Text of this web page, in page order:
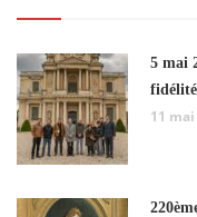
5 mai
11 mai